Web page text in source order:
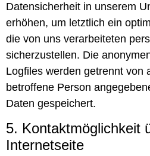
Datensicherheit in unserem
erhöhen, um letztlich ein
die von uns verarbeiteten
sicherzustellen. Die
Logfiles werden getrennt von
betroffene Person
Daten gespeichert.
5. Kontaktmöglichkeit
Internetseite